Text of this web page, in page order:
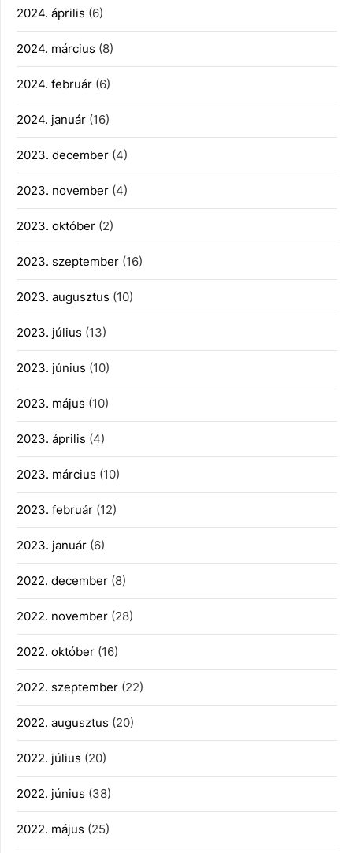
2024. április (6)
2024. március (8)
2024. február (6)
2024. január (16)
2023. december (4)
2023. november (4)
2023. október (2)
2023. szeptember (16)
2023. augusztus (10)
2023. július (13)
2023. június (10)
2023. május (10)
2023. április (4)
2023. március (10)
2023. február (12)
2023. január (6)
2022. december (8)
2022. november (28)
2022. október (16)
2022. szeptember (22)
2022. augusztus (20)
2022. július (20)
2022. június (38)
2022. május (25)